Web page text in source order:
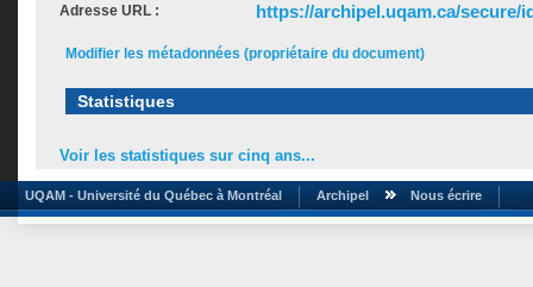
Adresse URL : https://archipel.uqam.ca/secure/
Modifier les métadonnées (propriétaire du document)
Statistiques
Voir les statistiques sur cinq ans...
UQAM - Université du Québec à Montréal Archipel Nous écrire